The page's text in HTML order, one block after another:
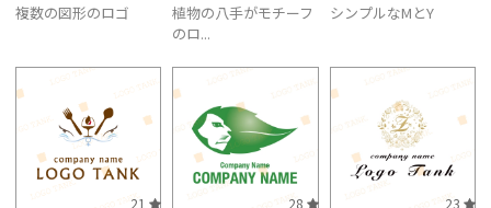
複数の図形のロゴ
植物の八手がモチーフ
のロ...
シンプルなMとY
21 28 23